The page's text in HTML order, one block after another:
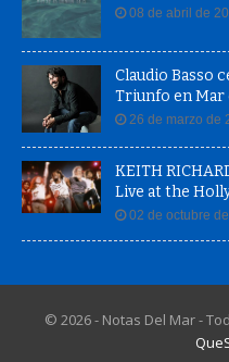
08 de abril de
Claudio Basso
Triunfo en Mar
26 de marzo de
KEITH
Live at the
02 de octubre
© 2026 - Notas Del Mar -